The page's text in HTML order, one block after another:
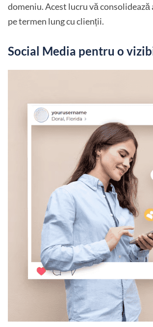
domeniu. Acest lucru vă
pe termen lung cu clienții.
Social Media pentru o